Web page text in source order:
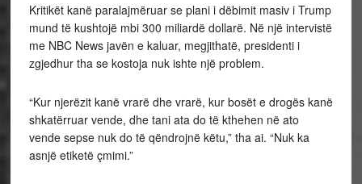
Kritikët kanë paralajmëruar se plani i dëbimit masiv i Trump
mund të kushtojë mbi 300 miliardë dollarë. Në një intervistë
me NBC News javën e kaluar, megjithatë, presidenti i
zgjedhur tha se kostoja nuk ishte një problem.
“Kur njerëzit kanë vrarë dhe vrarë, kur bosët e drogës kanë
shkatërruar vende, dhe tani ata do të kthehen në ato
vende sepse nuk do të qëndrojnë këtu,” tha ai. “Nuk ka
asnjë etiketë çmimi.”